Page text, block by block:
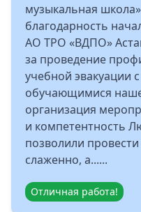
музыкальная
благодарность
АО ТРО «ВДПО»
за проведение
учебной эвакуации
обучающимися
организация
и компетентность
позволили
слаженно, а......
Отличная работа!